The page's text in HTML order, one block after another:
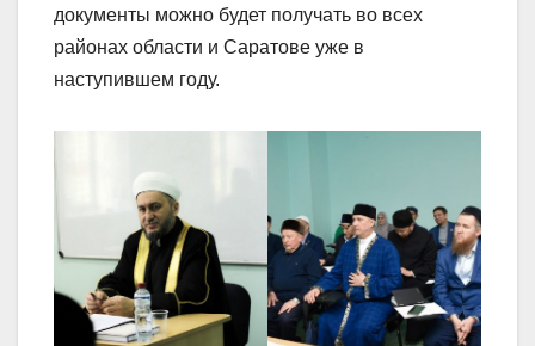
документы можно будет получать во всех
районах области и Саратове уже в
наступившем году.